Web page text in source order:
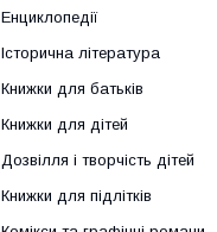
Енциклопедії
Історична література
Книжки для батьків
Книжки для дітей
Дозвілля і творчість дітей
Книжки для підлітків